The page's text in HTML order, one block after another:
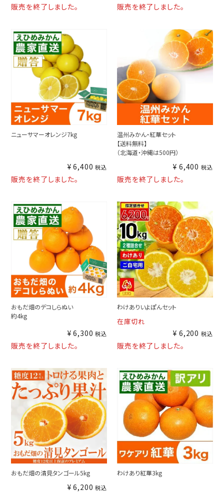
販売を終了しました。 販売を終了しました。
ニューサマーオレンジ7kg
¥ 6,400 税込
販売を終了しました。
温州みかん・紅華セット
【送料無料】
（北海道・沖縄は500円）
¥ 6,400 税込
販売を終了しました。
おもだ畑のデコしらぬい
約4kg
¥ 6,300 税込
販売を終了しました。
わけありいよぽんセット
在庫切れ
¥ 6,200 税込
販売を終了しました。
おもだ畑の清見タンゴール5kg
¥ 6,200 税込
わけあり紅華3kg